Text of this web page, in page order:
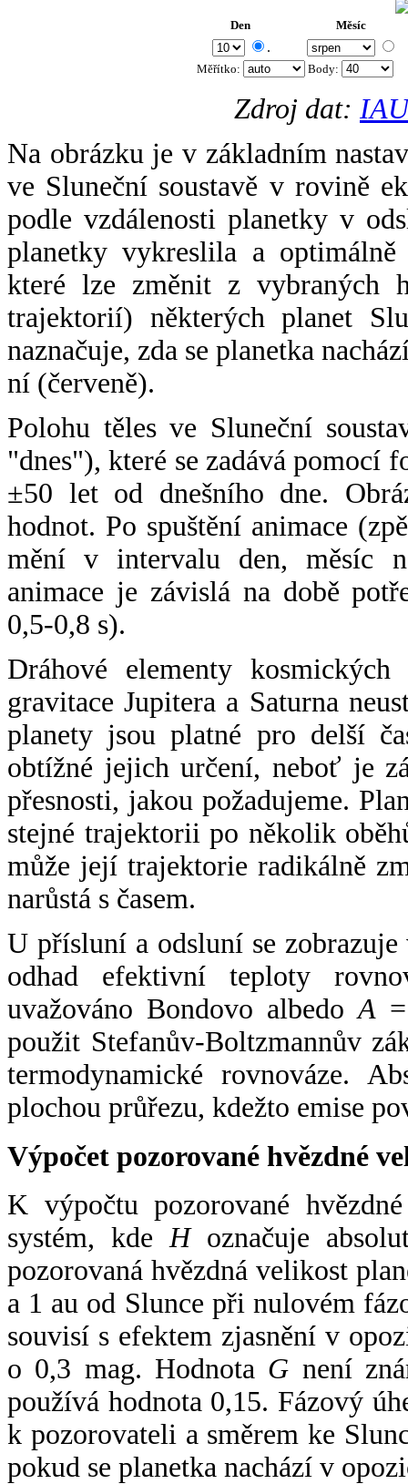
Den Měsíc
.
Měřítko: Body:
Zdroj dat:
Na obrázku je v základním
ve Sluneční soustavě v rovině
podle vzdálenosti planetky v
planetky vykreslila a
které lze změnit z vybraných
trajektorií) některých planet
naznačuje, zda se planetka
ní (červeně).
Polohu těles ve Sluneční
"dnes"), které se zadává pomocí
±50 let od dnešního dne.
hodnot. Po spuštění animace
mění v intervalu den, měsíc
animace je závislá na době
0,5-0,8 s).
Dráhové elementy
gravitace Jupitera a Saturna
planety jsou platné pro delší
obtížné jejich určení, neboť je
přesnosti, jakou požadujeme.
stejné trajektorii po několik
může její trajektorie radikálně
narůstá s časem.
U přísluní a odsluní se
odhad efektivní teploty
uvažováno Bondovo albedoA
použit Stefanův-Boltzmannův
termodynamické rovnováze.
plochou průřezu, kdežto emise
Výpočet pozorované hvězdné
K výpočtu pozorované
systém, kde Hoznačuje
pozorovaná hvězdná velikost
a 1 au od Slunce při nulovém
souvisí s efektem zjasnění v
o 0,3 mag. Hodnota G není
používá hodnota 0,15. Fázový
k pozorovateli a směrem ke
pokud se planetka nachází v